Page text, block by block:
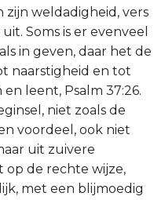
weldadigheid, vers
Soms is er evenveel
in geven, daar het de
naarstigheid en tot
leent, Psalm 37:26.
niet zoals de
voordeel, ook niet
uit zuivere
op de rechte wijze,
met een blijmoedig